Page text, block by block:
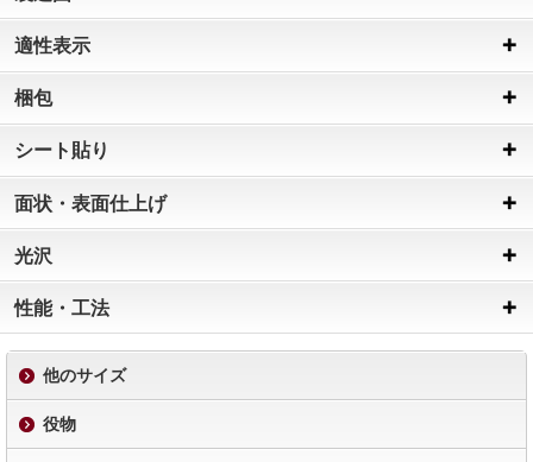
適性表示
梱包
シート貼り
面状・表面仕上げ
光沢
性能・工法
他のサイズ
役物